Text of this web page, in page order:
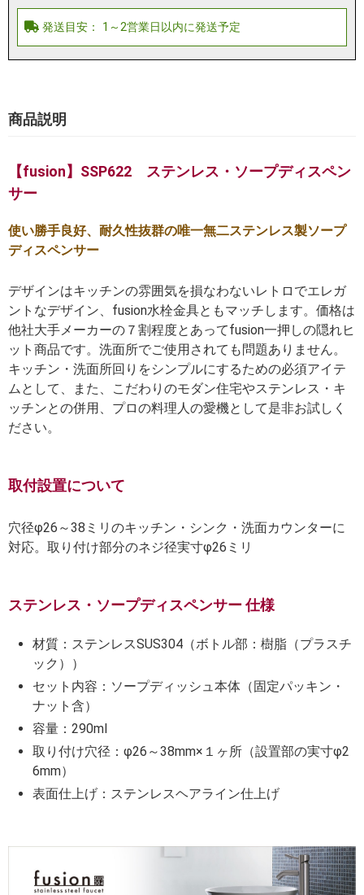
商品説明
【fusion】SSP622 ステンレス・ソープディスペン
サー
使い勝手良好、耐久性抜群の唯一無二ステンレス製ソープ
ディスペンサー
デザインはキッチンの雰囲気を損なわないレトロでエレガ
ントなデザイン、fusion水栓金具ともマッチします。価格は
他社大手メーカーの７割程度とあってfusion一押しの隠れヒ
ット商品です。洗面所でご使用されても問題ありません。
キッチン・洗面所回りをシンプルにするための必須アイテ
ムとして、また、こだわりのモダン住宅やステンレス・キ
ッチンとの併用、プロの料理人の愛機として是非お試しく
ださい。
取付設置について
穴径φ26～38ミリのキッチン・シンク・洗面カウンターに
対応。取り付け部分のネジ径実寸φ26ミリ
ステンレス・ソープディスペンサー 仕様
材質：ステンレスSUS304（ボトル部：樹脂（プラスチ
ック））
セット内容：ソープディッシュ本体（固定パッキン・
ナット含）
容量：290ml
取り付け穴径：φ26～38mm×１ヶ所（設置部の実寸φ2
6mm）
表面仕上げ：ステンレスヘアライン仕上げ